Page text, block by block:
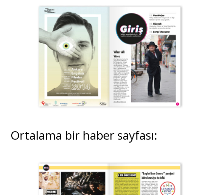
Ortalama bir haber sayfası: